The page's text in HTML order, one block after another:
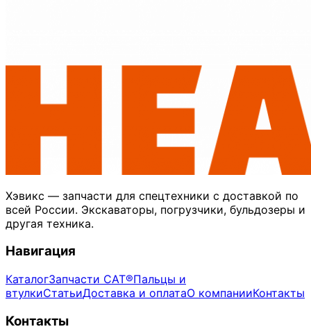
Хэвикс — запчасти для спецтехники с доставкой по
всей России. Экскаваторы, погрузчики, бульдозеры и
другая техника.
Навигация
КаталогЗапчасти CAT®Пальцы и
втулкиСтатьиДоставка и оплатаО компанииКонтакты
Контакты